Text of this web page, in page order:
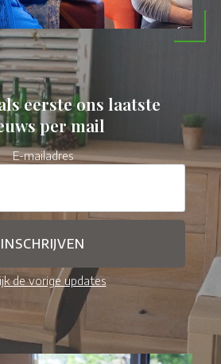
eerste ons laatste
per mail
E-mailadres
de vorige updates